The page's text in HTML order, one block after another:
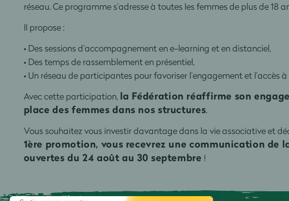
réseau. Ce programme s’adresse à toutes les femmes de plus de 18
Il propose :
• Des sessions d’accompagnement en e-learning et en distanciel,
• Des temps de rassemblement en présentiel,
• Un réseau de participantes pour favoriser l’engagement et
Avec cette participation, la Fédération réaffirme son
place des femmes dans nos structures.
Vous souhaitez vous investir davantage dans la vie associative et
1ère promotion, vous recevrez une communication de
ouvertes du 24 août au 30 septembre !